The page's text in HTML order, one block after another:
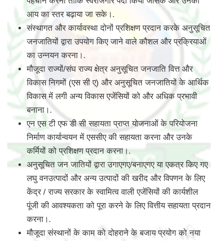
आय का स्तर बढ़ाया जा सके।.
संस्थागत और कार्यावस्‍था दोनों प्रशिक्षण प्रदान करके अनुसूचित
जनजातियों द्वारा उपयोग किए जाने वाले कौशल और प्रक्रियाओं
का उन्नयन करना।.
मौजूदा राज्यों/संघ राज्य क्षेत्र अनुसूचित जनजाति वित्त और
विकास निगमों (एस सी ए) और अनुसूचित जनजातियों के आर्थिक
विकास में लगी अन्य विकास एजेंसियों को और अधिक प्रभावी
बनाना।.
एन एस टी एफ डी सी सहायता प्राप्त योजनाओं के परियोजना
निर्माण कार्यान्वयन में एससीए की सहायता करना और उनके
कर्मियों को प्रशिक्षण प्रदान करना।.
अनुसूचित जन जातियों द्वारा उगाएगए/बनाएगए या एकत्र किए गए
लघु वनउत्पादों और अन्य उत्पादों की खरीद और विपणन के लिए
केंद्र / राज्य सरकार के स्वामित्व वाली एजेंसियों की कार्यशील
पूंजी की आवश्यकता को पूरा करने के लिए वित्तीय सहायता प्रदान
करना।.
मौजूदा संस्थानों के काम को दोहराने के बजाय प्रयोग को नया